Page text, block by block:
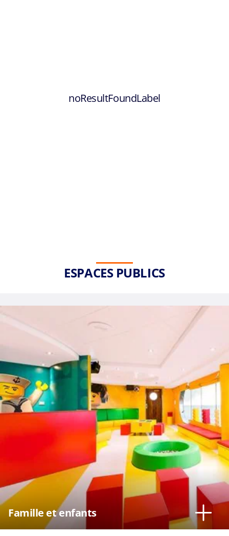
noResultFoundLabel
ESPACES PUBLICS
Famille et enfants